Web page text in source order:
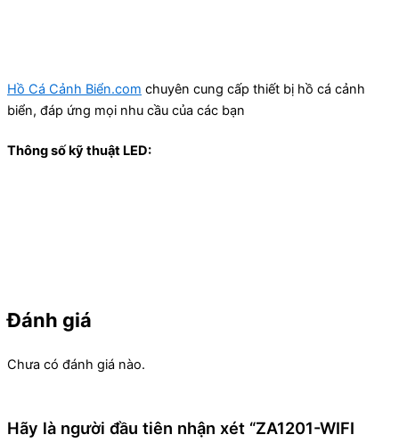
Hồ Cá Cảnh Biển.com chuyên cung cấp thiết bị hồ cá cảnh
biển, đáp ứng mọi nhu cầu của các bạn
Thông số kỹ thuật LED:
Đánh giá
Chưa có đánh giá nào.
Hãy là người đầu tiên nhận xét “ZA1201-WIFI